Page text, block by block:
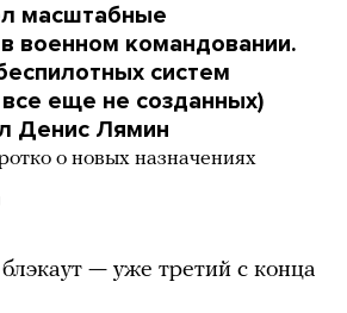
масштабные
военном командовании.
систем
еще не созданных)
Денис Лямин
о новых назначениях
— уже третий с конца